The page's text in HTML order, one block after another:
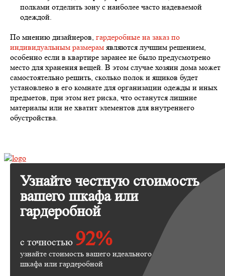
полками отделить зону с наиболее часто надеваемой
одеждой.
По мнению дизайнеров, гардеробные на заказ по
индивидуальным размерам являются лучшим решением,
особенно если в квартире заранее не было предусмотрено
место для хранения вещей. В этом случае хозяин дома может
самостоятельно решить, сколько полок и ящиков будет
установлено в его комнате для организации одежды и иных
предметов, при этом нет риска, что останутся лишние
материалы или не хватит элементов для внутреннего
обустройства.
Узнайте честную стоимость
вашего шкафа или
гардеробной
с точностью 92%
узнайте стоимость вашего идеального
шкафа или гардеробной